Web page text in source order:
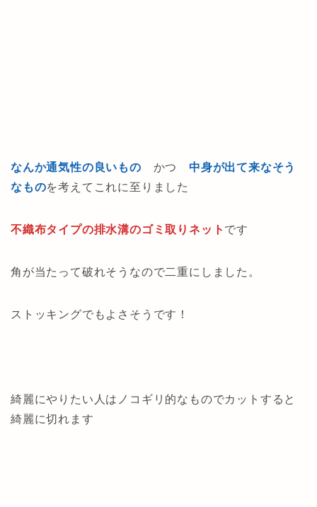
なんか通気性の良いもの かつ中身が出て来なそう
なものを考えてこれに至りました
不織布タイプの排水溝のゴミ取りネット です
角が当たって破れそうなので二重にしました。
ストッキングでもよさそうです！
綺麗にやりたい人はノコギリ的なものでカットすると
綺麗に切れます